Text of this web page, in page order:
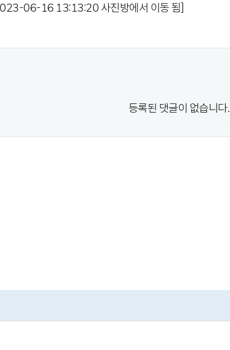
06-16 13:13:20 사진방에서 이동 됨]
등록된 댓글이 없습니다.